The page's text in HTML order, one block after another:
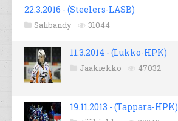
22.3.2016 - (Steelers-LASB)
Salibandy 31044
11.3.2014 - (Lukko-HPK)
Jääkiekko 47032
19.11.2013 - (Tappara-HPK)